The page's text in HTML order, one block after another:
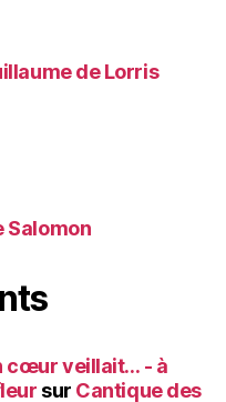
de Lorris
Salomon
cœur veillait… - à
sur Cantique des